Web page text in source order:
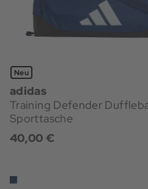
Neu
adidas
Training Defender
Sporttasche
40,00 €